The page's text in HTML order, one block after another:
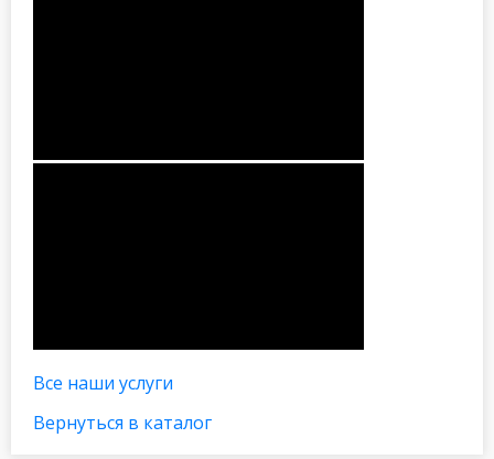
Все наши услуги
Вернуться в каталог